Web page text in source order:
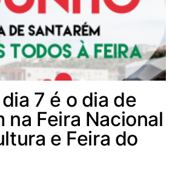
7 é o dia de
na Feira Nacional
e Feira do